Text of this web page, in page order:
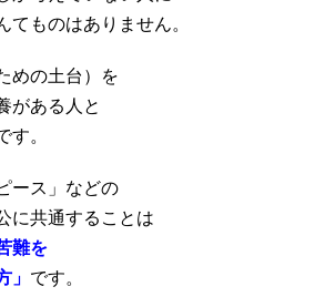
てものはありません。
めの土台）を
がある人と
す。
ース」などの
に共通することは
難を
」 です。